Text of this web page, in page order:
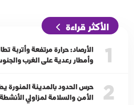
الأكثر قراءة
1
الأرصاد: حرارة مرتفعة وأتربة
وأمطار رعدية على الغرب
2
حرس الحدود بالمدينة المنورة
الأمن والسلامة لمزاولي